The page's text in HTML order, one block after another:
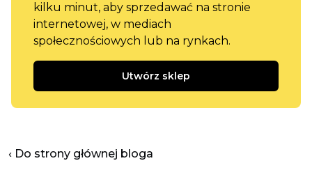
kilku minut, aby sprzedawać na stronie
internetowej, w mediach
społecznościowych lub na rynkach.
Utwórz sklep
‹ Do strony głównej bloga